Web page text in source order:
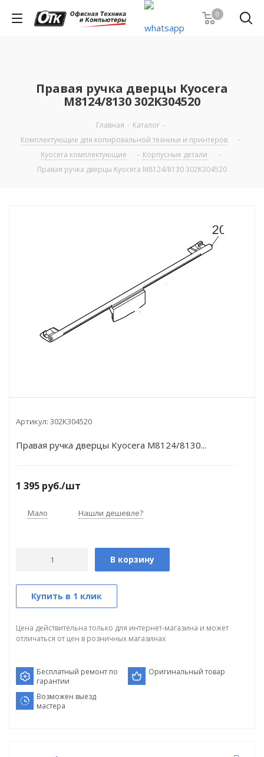
0
Правая ручка дверцы Kyocera
M8124/8130 302K304520
Главная - Каталог -
Комплектующие для копировальной техники и принтеров
-
Kyocera комплектующие
- Корпусные детали
-
Правая ручка дверцы Kyocera M8124/8130 302K304520
Артикул: 302K304520
Правая ручка дверцы Kyocera M8124/8130...
1 395 руб./шт
Мало Нашли дешевле?
В корзину
Купить в 1 клик
Цена действительна только для интернет-магазина и может
отличаться от цен в розничных магазинах
Бесплатный ремонт по
гарантии
Оригинальный товар
Возможен выезд
мастера